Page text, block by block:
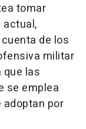
tomar
de los
militar
que las
se emplea
por